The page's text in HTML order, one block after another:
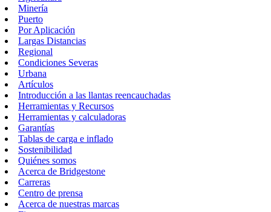
Minería
Puerto
Por Aplicación
Largas Distancias
Regional
Condiciones Severas
Urbana
Artículos
Introducción a las llantas reencauchadas
Herramientas y Recursos
Herramientas y calculadoras
Garantías
Tablas de carga e inflado
Sostenibilidad
Quiénes somos
Acerca de Bridgestone
Carreras
Centro de prensa
Acerca de nuestras marcas